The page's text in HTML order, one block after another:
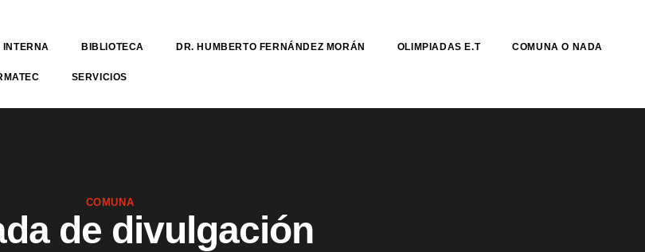
INTERNA BIBLIOTECA DR. HUMBERTO FERNÁNDEZ MORÁN OLIMPIADAS E.T COMUNA O NADA
SERVICIOS
COMUNA
de divulgación